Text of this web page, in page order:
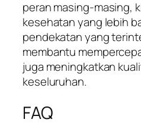
peran masing-masing,
kesehatan yang lebih
pendekatan yang
membantu
juga meningkatkan
keseluruhan.
FAQ